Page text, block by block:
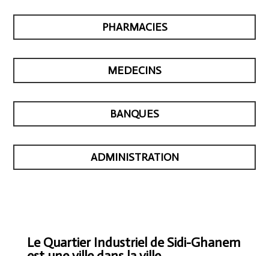
PHARMACIES
MEDECINS
BANQUES
ADMINISTRATION
Le Quartier Industriel de Sidi-Ghanem